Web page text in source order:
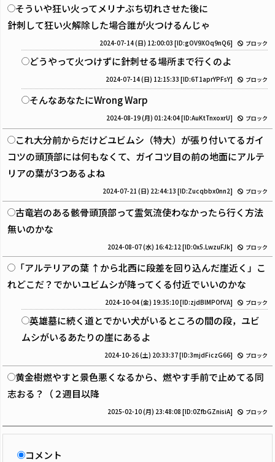
そういや狂い火ってメリナぶち切れさせた後に
針刺して狂い火解除した場合誰が火つけるんじゃ
2024-07-14 (日) 12:00:03 [ID:gOV9XOq9nQ6] ブロック
どうやって火つけずに針刺せる場所まで行くのよ
2024-07-14 (日) 12:15:33 [ID:6T1aprYPFsY] ブロック
そんなあなたにWrong Warp
2024-08-19 (月) 01:24:04[ID:AuKtTnxoxrU] ブロック
これ大分前からだけどユビムシ（特大）が張り付いてるガイ
コツの頭頂部には何もなくて、ガイコツ目の前の地面にアルテ
リアの葉が3つあるよね
2024-07-21 (日) 22:44:13 [ID:Zucqbbx0nn2] ブロック
古竜岩のある骸骨頭頂部って霊気流使わなかったら行く方法
無いのかな
2024-08-07 (水) 16:42:12 [ID:0x5.LwzuFJk] ブロック
「アルテリアの葉 ↑から北西に段差を回り込んだ崖近く」こ
れどこだ？でかいユビムシが降ってくる付近でいいのかな
2024-10-04 (金) 19:35:10[ID:zjdBlMPOfVA] ブロック
英雄墓に続く道とでかい犬がいるところの間の段，ユビ
ムシがいるあたりの崖にあるよ
2024-10-26 (土) 20:33:37[ID:3mjdFiczG66] ブロック
黄金樹燃やすと景色悪くなるから、燃やす手前で止めてる同
志おる？（２週目以降
2025-02-10 (月) 23:48:08 [ID:0ZfbGZnisiA] ブロック
コメント